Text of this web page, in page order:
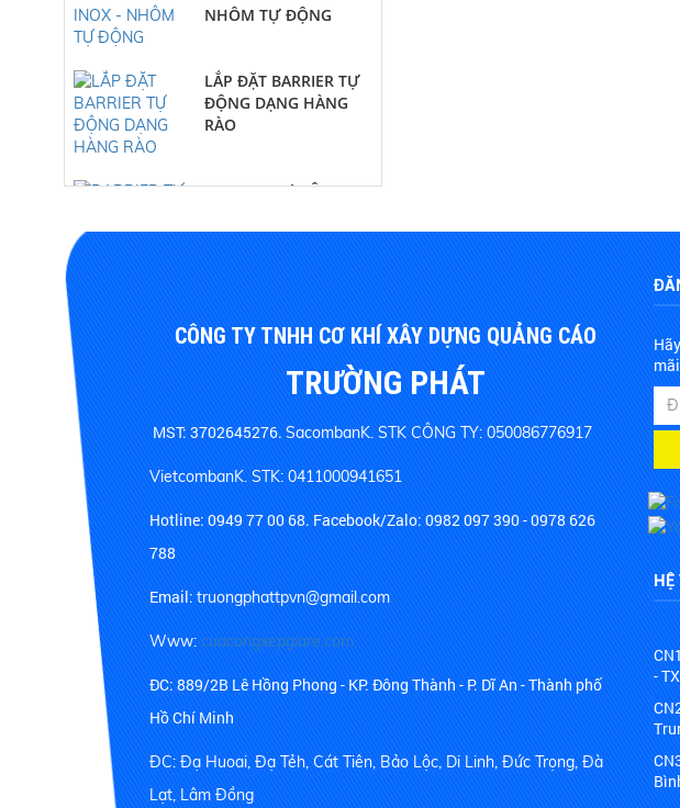
ĐỘNG DẠNG HÀNG
RÀO
CHUYÊN DÙNG CỔNG
CÔNG TY TNHH CƠ KHÍ XÂY DỰNG QUẢNG CÁO
TRƯỜNG PHÁT
MST: 3702645276.SacombanK. STK CÔNG TY: 050086776917
VietcombanK. STK: 0411000941651
Hotline:0949 77 00 68.Facebook/Zalo: 0982 097 390 - 0978 626
788
Email:truongphattpvn@gmail.com
Www:cuacongxepgiare.com
ĐC: 889/2B Lê Hồng Phong - KP. Đông Thành - P. Dĩ An - Thành phố
Hồ Chí Minh
ĐC: Đạ Huoai, Đạ Tẻh, Cát Tiên, Bảo Lộc, Di Linh, Đức Trọng, Đà
Lạt, Lâm Đồng
HỆ
-